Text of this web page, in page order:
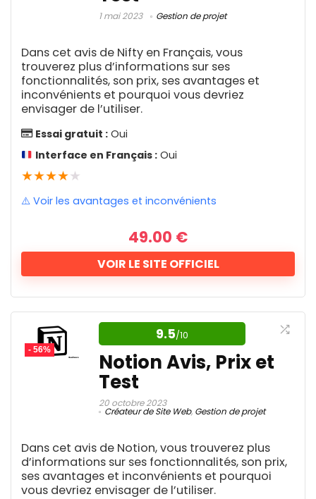
Service de maintenance 1
Thème WordPress 6
Youtube 2
Prix
5 €
Langue Française
Peu importe
Non
0
Show only products on sale
In stock only
Enlever les filtres
Inconvénients
Manque de fonctionnalités
en-un, Monday.com, qui a aidé plus de 100
sur investissement jusqu'à 250 %,
Monday.com est l'outil de gestion de projet
que vous devriez prendre en considération.
visibilité, convertissez les feuilles de calcul
encombrées en opérations délicieusement
simples.
Support client
8.8
Rapport qualité/prix
Avantages
Applications mobiles
Prix raisonnables
1 mai 2023 Gestion de projet
Dans cet avis de Nifty en Français, vous
trouverez plus d’informations sur ses
fonctionnalités, son prix, ses avantages et
inconvénients et pourquoi vous devriez
envisager de l’utiliser.
Essai gratuit : Oui
Interface en Français : Oui
★★★★★
⚠️ Voir les avantages et inconvénients
49.00 €
VOIR LE SITE OFFICIEL
Un seul centre de
collaboration à distance
Nifty est un logiciel de gestion de projet qui
aide les équipes de marketing et de
produits à gérer des tâches telles que
la communication et le retour
d'information.
- 56%
9.5/10
Notion Avis, Prix et
Test
20 octobre 2023
Créateur de Site Web, Gestion de projet
Dans cet avis de Notion, vous trouverez plus
d’informations sur ses fonctionnalités, son prix,
ses avantages et inconvénients et pourquoi
vous devriez envisager de l’utiliser.